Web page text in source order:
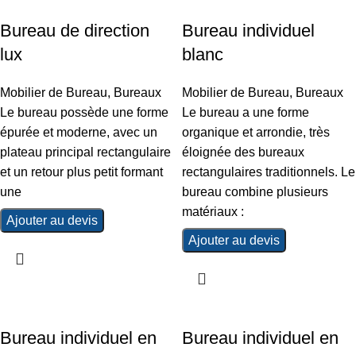
Bureau de direction
lux
Mobilier de Bureau, Bureaux
Le bureau possède une forme
épurée et moderne, avec un
plateau principal rectangulaire
et un retour plus petit formant
une
Ajouter au devis
Bureau individuel
blanc
Mobilier de Bureau, Bureaux
Le bureau a une forme
organique et arrondie, très
éloignée des bureaux
rectangulaires traditionnels. Le
bureau combine plusieurs
matériaux :
Ajouter au devis
Bureau individuel en
Bureau individuel en